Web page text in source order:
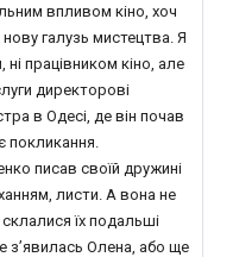
впливом кіно, хоч
галузь мистецтва. Я
працівником кіно, але
директорові
в Одесі, де він почав
писав своїй дружині
листи. А вона не
їх подальші
з’явилась Олена, або ще